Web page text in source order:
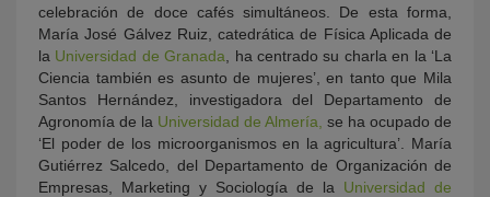
celebración de doce cafés simultáneos. De esta forma,
María José Gálvez Ruiz, catedrática de Física Aplicada de
la Universidad de Granada , ha centrado su charla en la ‘La
Ciencia también es asunto de mujeres’, en tanto que Mila
Santos Hernández, investigadora del Departamento de
Agronomía de la Universidad de Almería, se ha ocupado de
‘El poder de los microorganismos en la agricultura’. María
Gutiérrez Salcedo, del Departamento de Organización de
Empresas, Marketing y Sociología de la Universidad de